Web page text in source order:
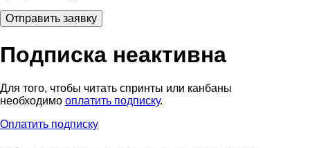
Подписка неактивна
Для того, чтобы читать спринты или канбаны
необходимо оплатить подписку.
Оплатить подписку